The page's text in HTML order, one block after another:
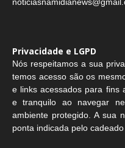
Privacidade e LGPD
Nós respeitamos a sua
temos acesso são os
e links acessados para fins
e tranquilo ao navegar
ambiente protegido. A sua
ponta indicada pelo